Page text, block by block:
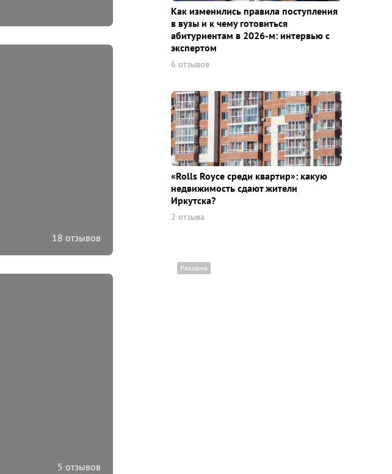
18 отзывов
5 отзывов
Как изменились правила поступления
в вузы и к чему готовиться
абитуриентам в 2026-м: интервью с
экспертом
6 отзывов
«Rolls Royce среди квaртир»: какую
недвижимость сдают жители
Иркутска?
2 отзыва